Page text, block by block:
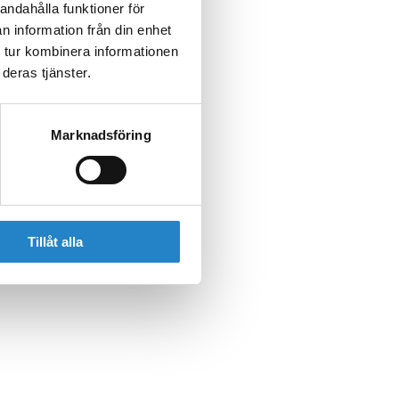
funktioner för
information från din enhet
kombinera informationen
tjänster.
Marknadsföring
Tillåt alla